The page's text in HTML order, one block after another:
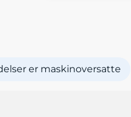
er maskinoversatte